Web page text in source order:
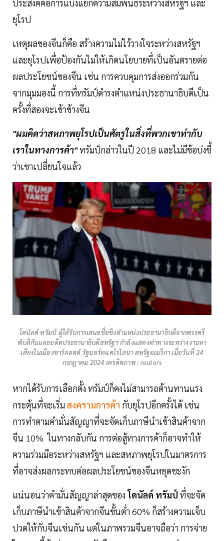
ประสงค์คือการแบ่งแยกความสัมพันธ์ระหว่างสหรัฐฯ และ
ยุโรป
เหตุผลของจีนก็คือ สร้างความไม่ไว้วางใจระหว่างสหรัฐฯ
และยุโรปเพื่อป้องกันไม่ให้เกิดนโยบายที่เป็นอันตรายต่อ
ผลประโยชน์ของจีน เช่น การควบคุมการส่งออกร่วมกัน
จากมุมมองนี้ การที่ทรัมป์ดำรงตำแหน่งประธานาธิบดีเป็น
ครั้งที่สองจะเข้าข้างจีน
"ผมคิดว่าสหภาพยุโรปเป็นศัตรูในสิ่งที่พวกเขาทำกับ
เราในทางการค้า"ทรัมป์กล่าวในปี 2018 และไม่มีข้อบ่งชี้
ว่าเขาเปลี่ยนใจแล้ว
โดนัลด์ ทรัมป์ ผู้ได้รับการเสนอชื่อชิงตำแหน่งประธานาธิบดีจากพรรครี
พับลิกันและอดีตประธานาธิบดีสหรัฐฯ กำลังแสดงท่าทางระหว่างงานหา
เสียงในเมืองชาร์ลอตต์ รัฐนอร์ทแคโรไลนา สหรัฐอเมริกา เมื่อวันที่ 24
กรกฎาคม 2024 เครดิตภาพ : reuters
หากได้รับการเลือกตั้ง ทรัมป์ก็คงไม่สามารถต้านทานแรง
กระตุ้นที่จะเริ่ม สงครามการค้า กับยุโรปอีกครั้งได้ เช่น
การทำตามคำมั่นสัญญาที่จะจัดเก็บภาษีนำเข้าสินค้าจาก
จีน 10% ในทางกลับกัน การต่อสู้ทางการค้าก็อาจทำให้
ความร่วมมือระหว่างสหรัฐฯ และสหภาพยุโรปในมาตรการ
ที่อาจส่งผลกระทบต่อผลประโยชน์ของจีนหยุดชะงัก
แน่นอนว่าคำมั่นสัญญาล่าสุดของโดนัลด์ ทรัมป์ ที่จะจัด
เก็บภาษีนำเข้าสินค้าจากจีนขั้นต่ำ 60% ก็สร้างความเจ็บ
ปวดให้กับจีนเช่นกัน แต่ในภาพรวมจีนอาจถือว่า การจ่าย